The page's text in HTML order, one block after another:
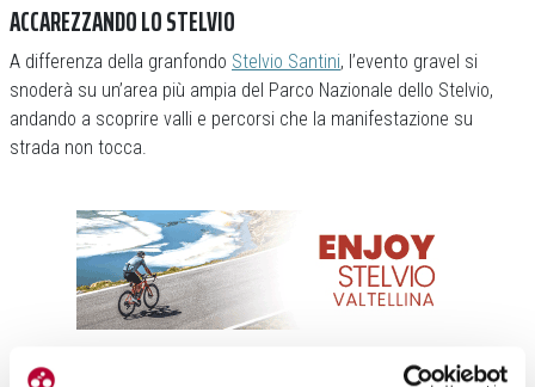
ACCAREZZANDO LO STELVIO
A differenza della granfondo Stelvio Santini, l’evento gravel si
snoderà su un’area più ampia del Parco Nazionale dello Stelvio,
andando a scoprire valli e percorsi che la manifestazione su
strada non tocca.
«Con le due pedalate gravel abbiamo voluto mettere al centro il